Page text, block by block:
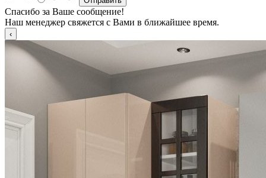
Спасибо за Ваше сообщение!
Наш менеджер свяжется с Вами в ближайшее время.